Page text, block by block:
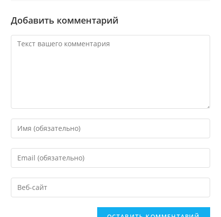
Добавить комментарий